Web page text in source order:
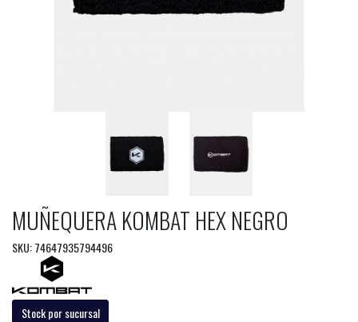
MUÑEQUERA KOMBAT HEX NEGRO
SKU: 74647935794496
Stock por sucursal